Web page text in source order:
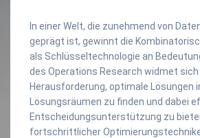
In einer Welt, die zunehmend von
geprägt ist, gewinnt die
als Schlüsseltechnologie an
des Operations Research widmet sich
Herausforderung, optimale Lösungen
Lösungsräumen zu finden und dabei
Entscheidungsunterstützung zu
fortschrittlicher